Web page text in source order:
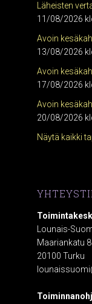
Läheisten
11/08/2026
Avoin
13/08/2026
Avoin
17/08/2026
Avoin
20/08/2026
Näytä kaikki
Lounais-
Maariankatu 8
20100 Turku